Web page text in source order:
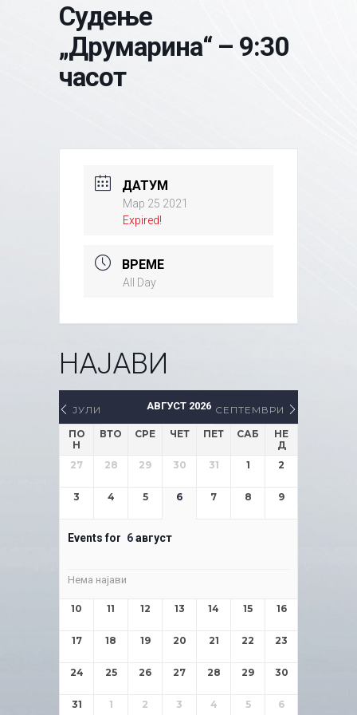
Судење
„Друмарина“ – 9:30
часот
ДАТУМ
Мар 25 2021
Expired!
ВРЕМЕ
All Day
НАЈАВИ
ЈУЛИ АВГУСТ 2026 СЕПТЕМВРИ
ПО
Н
ВТО СРЕ ЧЕТ ПЕТ САБ
НЕ
Д
27
28 29 30 31 1 2
3 4 5 6 7 8 9
Events for 6август
Нема најави
10 11 12 13 14 15 16
17 18 19 20 21 22 23
24 25 26 27 28 29 30
31 1 2 3 4 5 6